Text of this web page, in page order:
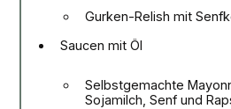
Gurken-Relish mit
Saucen mit Öl
Selbstgemachte
Sojamilch, Senf und